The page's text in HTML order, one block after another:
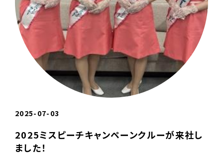
2025-07-03
2025ミスピーチキャンペーンクルーが来社し
ました！